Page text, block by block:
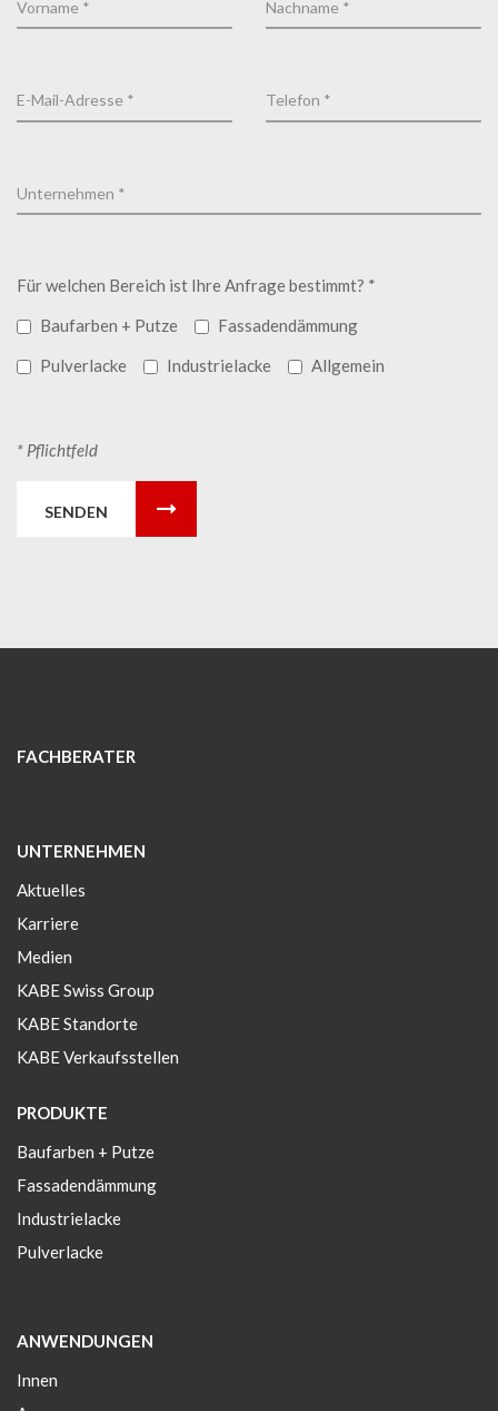
Für welchen Bereich ist Ihre Anfrage bestimmt? *
Baufarben + Putze
Fassadendämmung
Pulverlacke
Industrielacke Allgemein
* Pflichtfeld
SENDEN
FACHBERATER
UNTERNEHMEN
Aktuelles
Karriere
Medien
KABE Swiss Group
KABE Standorte
KABE Verkaufsstellen
PRODUKTE
Baufarben + Putze
Fassadendämmung
Industrielacke
Pulverlacke
ANWENDUNGEN
Innen